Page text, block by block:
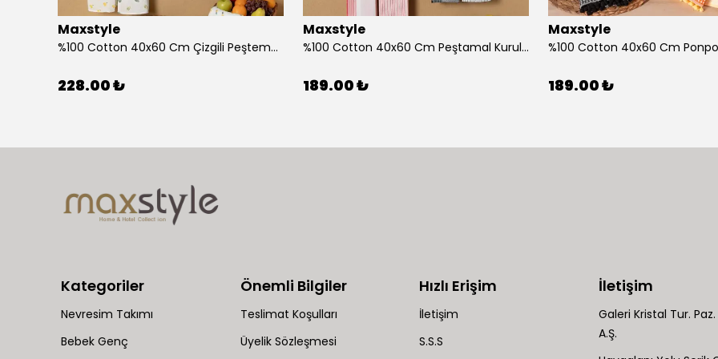
Maxstyle
%100 Cotton 40x60 Cm Çizgili Peştemal Kurulama Bezi 2 Li Set
228.00 ₺
Maxstyle
%100 Cotton 40x60 Cm Peştamal Kurulama Bezi 4 Lü Set
189.00 ₺
Maxstyle
189.00 ₺
Kategoriler
Nevresim Takımı
Bebek Genç
Önemli Bilgiler
Teslimat Koşulları
Üyelik Sözleşmesi
Hızlı Erişim
İletişim
S.S.S
İletişim
Galeri Kristal Tur.
A.Ş.